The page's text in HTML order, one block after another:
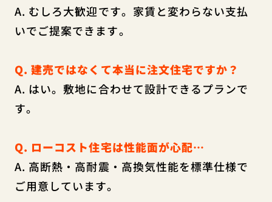
A. むしろ大歓迎です。家賃と変わらない支払
いでご提案できます。
Q. 建売ではなくて本当に注文住宅ですか？
A. はい。敷地に合わせて設計できるプランで
す。
Q. ローコスト住宅は性能面が心配…
A. 高断熱・高耐震・高換気性能を標準仕様で
ご用意しています。